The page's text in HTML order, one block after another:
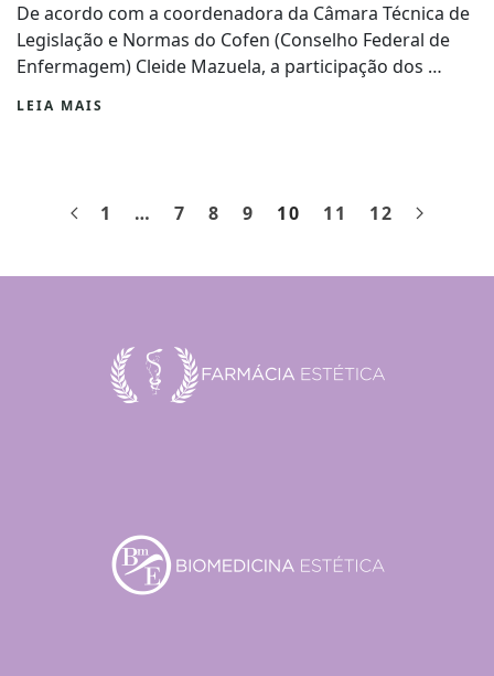
De acordo com a coordenadora da Câmara Técnica de
Legislação e Normas do Cofen (Conselho Federal de
Enfermagem) Cleide Mazuela, a participação dos …
LEIA MAIS
1 … 7 8 9 10 11 12